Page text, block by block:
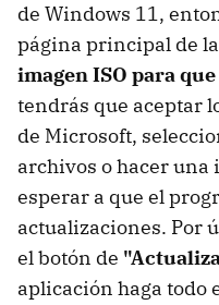
de Windows 11,
página principal de
imagen ISO para
tendrás que aceptar
de Microsoft,
archivos o hacer
esperar a que el
actualizaciones. Por
el botón de
aplicación haga todo